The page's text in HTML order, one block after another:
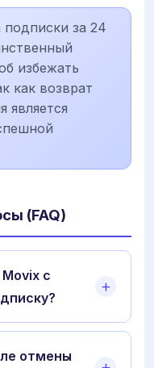
за 24
избежать
как возврат
является
(FAQ)
с
отмены